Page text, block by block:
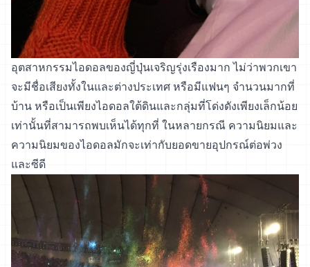
อุตสาหกรรมไอดอลของญี่ปุ่นเจริญรุ่งเรืองมาก ไม่ว่าพวกเขา
จะมีชื่อเสียงทั้งในและต่างประเทศ หรือมีแฟนๆ จำนวนมากที่
บ้าน หรือเป็นเพียงไอดอลใต้ดินและกลุ่มที่โด่งดังเพียงเล็กน้อย
เท่านั้นที่สามารถพบเห็นได้ทุกที่ ในหลายกรณี ความนิยมและ
ความนิยมของไอดอลมักจะเท่ากับยอดขายอุปกรณ์ต่อพ่วง
และซีดี